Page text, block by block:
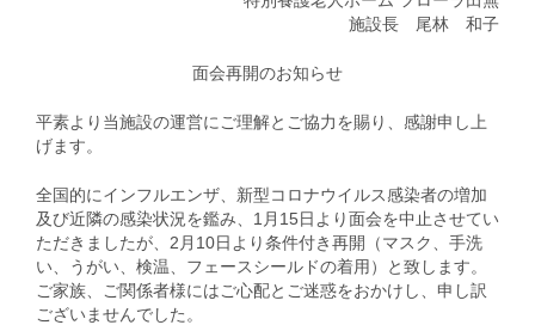
施設長 尾林 和子
面会再開のお知らせ
平素より当施設の運営にご理解とご協力を賜り、感謝申し上
げます。
全国的にインフルエンザ、新型コロナウイルス感染者の増加
及び近隣の感染状況を鑑み、1月15日より面会を中止させてい
ただきましたが、2月10日より条件付き再開（マスク、手洗
い、うがい、検温、フェースシールドの着用）と致します。
ご家族、ご関係者様にはご心配とご迷惑をおかけし、申し訳
ございませんでした。